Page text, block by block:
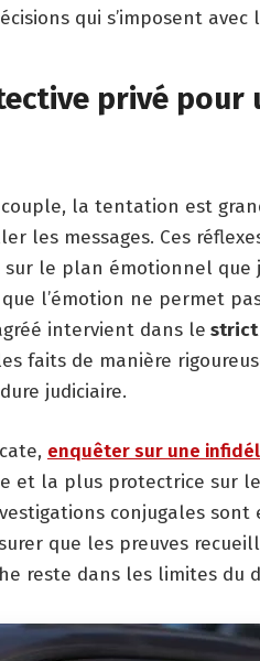
qui s’imposent avec
privé pour
la tentation est
les messages. Ces
le plan émotionnel que
l’émotion ne permet
intervient dans le strict
faits de manière
judiciaire.
enquêter sur une
et la plus protectrice sur le
conjugales sont
que les preuves
reste dans les limites du